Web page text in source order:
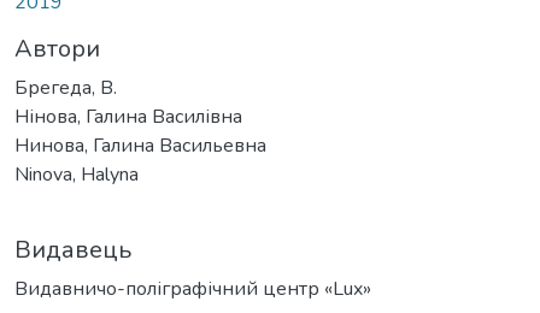
Автори
Брегеда, В.
Нінова, Галина Василівна
Нинова, Галина Васильевна
Ninova, Halyna
Видавець
Видавничо-поліграфічний центр «Lux»